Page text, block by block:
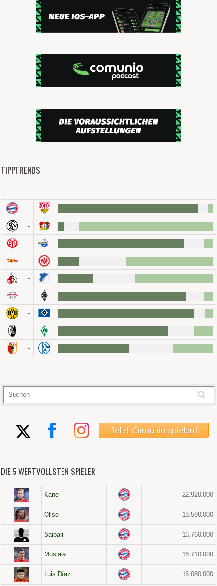
TIPPTRENDS
-
-
-
-
-
-
-
-
-
DIE 5 WERTVOLLSTEN SPIELER
Kane 22.920.000
Olise 18.590.000
Saibari 16.760.000
Musiala 16.710.000
Luis Díaz 16.080.000